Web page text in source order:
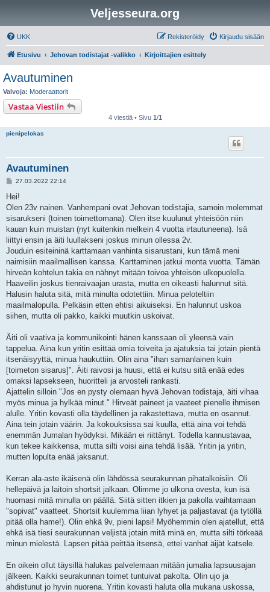
Veljesseura.org
UKK Kirjaudu sisään
Rekisteröidy
Etusivu Jehovan todistajat -valikko Kirjoittajien esittely
Avautuminen
Valvoja: Moderaattorit
Vastaa Viestiin
4 viestiä • Sivu 1/1
pienipelokas
Avautuminen
V
e
t
i
27.03.2022 22:14
Hei!
Olen 23v nainen. Vanhempani ovat Jehovan todistajia, samoin molemmat
sisarukseni (toinen toimettomana). Olen itse kuulunut yhteisöön niin
kauan kuin muistan (nyt kuitenkin melkein 4 vuotta irtautuneena). Isä
liittyi ensin ja äiti luullakseni joskus minun ollessa 2v.
Jouduin esiteininä karttamaan vanhinta sisarustani, kun tämä meni
naimisiin maailmallisen kanssa. Karttaminen jatkui monta vuotta. Tämän
hirveän kohtelun takia en nähnyt mitään toivoa yhteisön ulkopuolella.
Haaveilin joskus tienraivaajan urasta, mutta en oikeasti halunnut sitä.
Halusin haluta sitä, mitä minulta odotettiin. Minua peloteltiin
maailmalopulla. Pelkäsin etten ehtisi aikuiseksi. En halunnut uskoa
siihen, mutta oli pakko, kaikki muutkin uskoivat.
Äiti oli vaativa ja kommunikointi hänen kanssaan oli yleensä vain
tappelua. Aina kun yritin esittää omia toiveita ja ajatuksia tai jotain pientä
itsenäisyyttä, minua haukuttiin. Olin aina "ihan samanlainen kuin
[toimeton sisarus]". Äiti raivosi ja huusi, että ei kutsu sitä enää edes
omaksi lapsekseen, huoritteli ja arvosteli rankasti.
Ajattelin silloin "Jos en pysty olemaan hyvä Jehovan todistaja, äiti vihaa
myös minua ja hylkää minut." Hirveät paineet ja vaateet pienelle ihmisen
alulle. Yritin kovasti olla täydellinen ja rakastettava, mutta en osannut.
Aina tein jotain väärin. Ja kokouksissa sai kuulla, että aina voi tehdä
enemmän Jumalan hyödyksi. Mikään ei riittänyt. Todella kannustavaa,
kun tekee kaikkensa, mutta silti voisi aina tehdä lisää. Yritin ja yritin,
mutten lopulta enää jaksanut.
Kerran ala-aste ikäisenä olin lähdössä seurakunnan pihatalkoisiin. Oli
hellepäivä ja laitoin shortsit jalkaan. Olimme jo ulkona ovesta, kun isä
huomasi mitä minulla on päällä. Siitä sitten itkien ja pakolla vaihtamaan
"sopivat" vaatteet. Shortsit kuulemma liian lyhyet ja paljastavat (ja tytöllä
pitää olla hame!). Olin ehkä 9v, pieni lapsi! Myöhemmin olen ajatellut, että
ehkä isä tiesi seurakunnan veljistä jotain mitä minä en, mutta silti törkeää
minun mielestä. Lapsen pitää peittää itsensä, ettei vanhat äijät katsele.
En oikein ollut täysillä halukas palvelemaan mitään jumalia lapsuusajan
jälkeen. Kaikki seurakunnan toimet tuntuivat pakolta. Olin ujo ja
ahdistunut jo hyvin nuorena. Yritin kovasti haluta olla mukana uskossa,